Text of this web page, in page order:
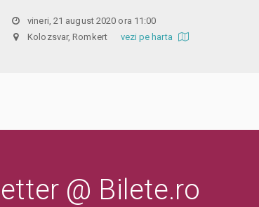
vineri, 21 august 2020 ora 11:00
Kolozsvar, Romkert vezi pe harta
@ Bilete.ro